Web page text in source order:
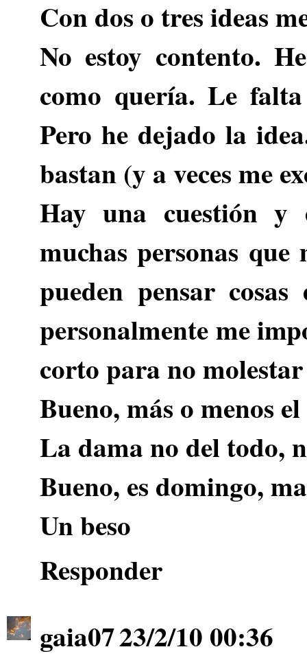
Con dos o tres ideas
No estoy contento.
como quería. Le
Pero he dejado la
bastan (y a veces me
Hay una cuestión y
muchas personas que
pueden pensar
personalmente me
corto para no
Bueno, más o menos
La dama no del todo,
Bueno, es domingo,
Un beso
Responder
gaia0723/2/10 00:36